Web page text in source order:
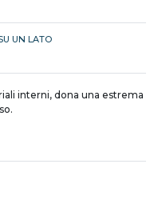
UN LATO
interni, dona una estrema